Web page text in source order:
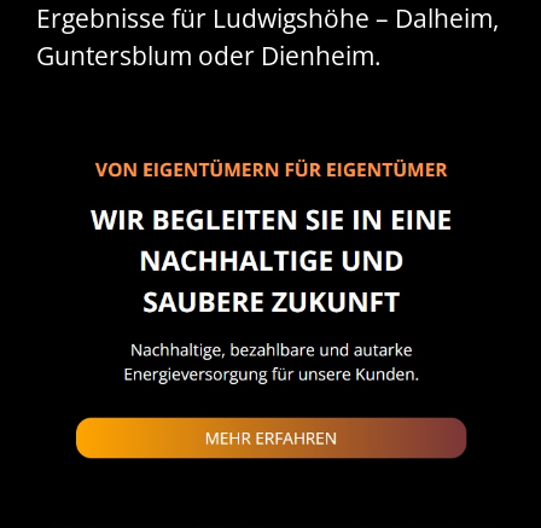
Ergebnisse für Ludwigshöhe – Dalheim,
Guntersblum oder Dienheim.